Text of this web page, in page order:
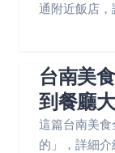
通附近飯店，
台南美
到餐廳
這篇台南美
的」，詳細